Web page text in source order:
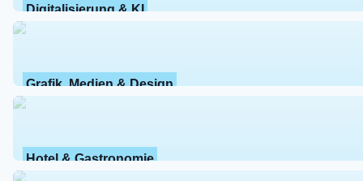
Digitalisierung & KI
Grafik, Medien & Design
Hotel & Gastronomie